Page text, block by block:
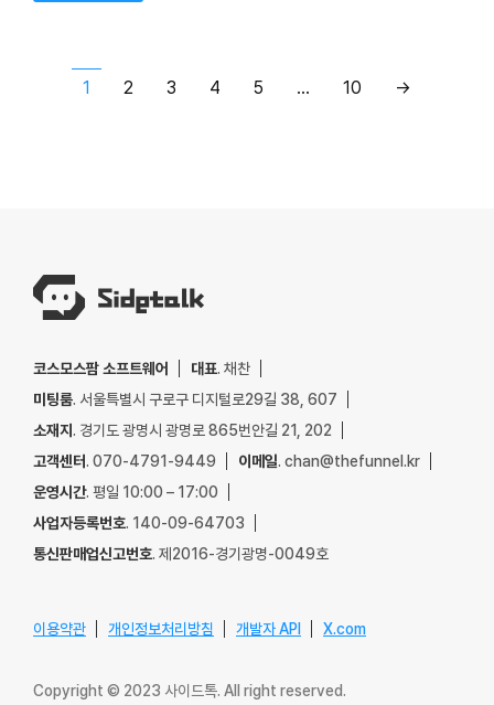
1 2 3 4 5 … 10 →
코스모스팜 소프트웨어 대표. 채찬
미팅룸. 서울특별시 구로구 디지털로29길 38, 607
소재지. 경기도 광명시 광명로 865번안길 21, 202
고객센터. 070-4791-9449 이메일. chan@thefunnel.kr
운영시간. 평일 10:00 – 17:00
사업자등록번호. 140-09-64703
통신판매업신고번호. 제2016-경기광명-0049호
이용약관 개인정보처리방침 개발자 API X.com
Copyright © 2023 사이드톡. All right reserved.